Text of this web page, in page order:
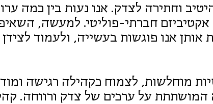
וחתירה לצדק. אנו נעות בין כמה
אקטיביזם חברתי-פוליטי. למעשה,
אנו פוגשות בעשייה, ולעמוד לצידן
מוחלשות, לצמוח כקהילה רגישה
המושתתת על ערכים של צדק ורווחה.